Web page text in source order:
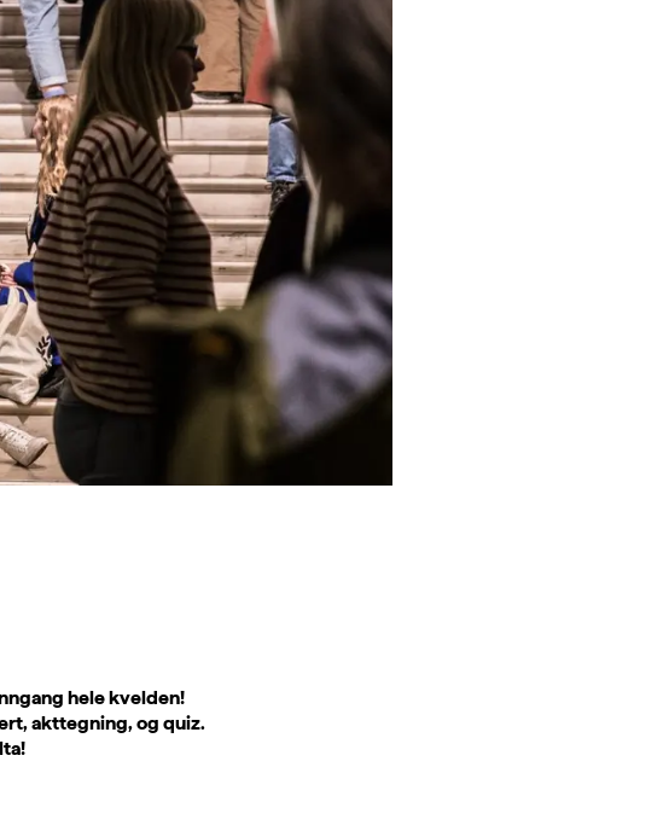
hele kvelden!
akttegning, og quiz.